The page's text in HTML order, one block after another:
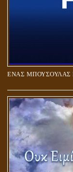
ΕΝΑΣ ΜΠΟΥΣΟΥΛΑΣ
Η ΕΠΑΦΗ ΜΕ ΤΟ